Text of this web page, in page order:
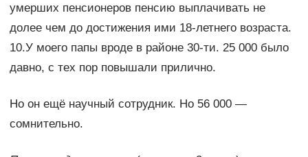
умерших пенсионеров пенсию выплачивать не
долее чем до достижения ими 18-летнего возраста.
10.У моего папы вроде в районе 30-ти. 25 000 было
давно, с тех пор повышали прилично.
Но он ещё научный сотрудник. Но 56 000 —
сомнительно.